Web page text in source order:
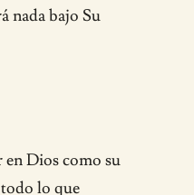
nada bajo Su
en Dios como su
lo que